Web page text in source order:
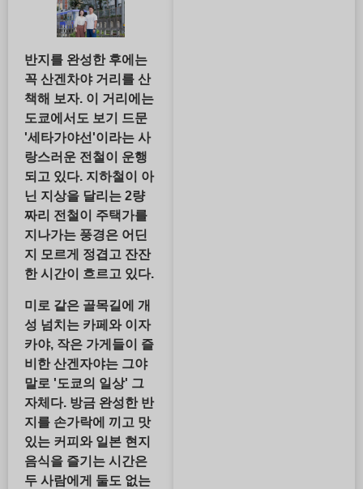
반지를 완성한 후에는
꼭 산겐차야 거리를 산
책해 보자. 이 거리에는
도쿄에서도 보기 드문
'세타가야선'이라는 사
랑스러운 전철이 운행
되고 있다. 지하철이 아
닌 지상을 달리는 2량
짜리 전철이 주택가를
지나가는 풍경은 어딘
지 모르게 정겹고 잔잔
한 시간이 흐르고 있다.
미로 같은 골목길에 개
성 넘치는 카페와 이자
카야, 작은 가게들이 즐
비한 산겐자야는 그야
말로 '도쿄의 일상' 그
자체다. 방금 완성한 반
지를 손가락에 끼고 맛
있는 커피와 일본 현지
음식을 즐기는 시간은
두 사람에게 둘도 없는